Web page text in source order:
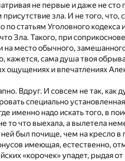
не первые и даже не
зла. И не того,
по статьям Уголовного
Зла. Такого, при
на место обычного,
кажется, сама душа твоя
ощущениях и впечатлениях
Вдруг. И совсем не так,
специально
именно надо искать того, в
то что выехала, а вылетела
был почище, чем на кресло
имеющая, естественно,
«корочек» упадет, рыдая